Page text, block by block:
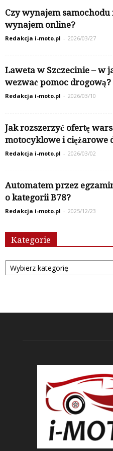
Czy wynajem
wynajem online?
Redakcja i-moto.pl - 2026/03/27
Laweta w Szczecinie – w
wezwać pomoc drogową?
Redakcja i-moto.pl - 2026/03/10
Jak rozszerzyć ofertę
motocyklowe i
Redakcja i-moto.pl - 2026/03/02
Automatem przez
o kategorii B78?
Redakcja i-moto.pl - 2025/12/23
Kategorie
Kategorie